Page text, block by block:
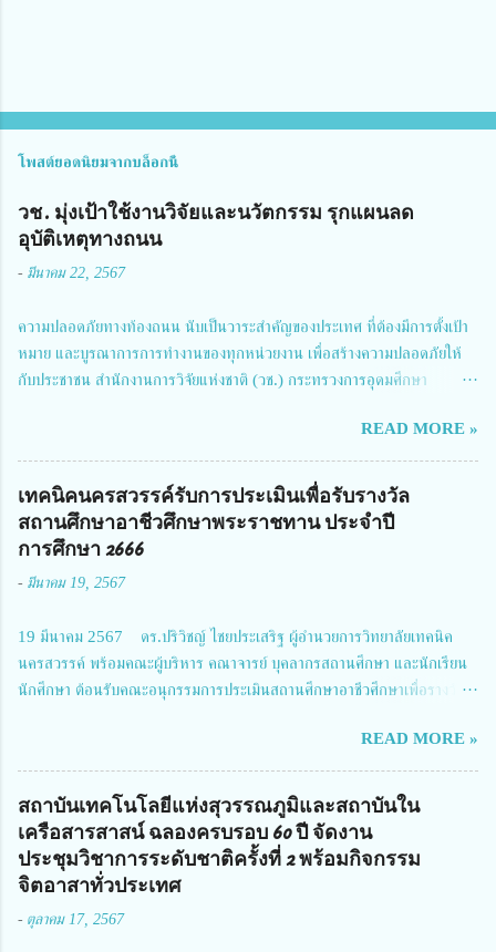
โพสต์ยอดนิยมจากบล็อกนี้
วช. มุ่งเป้าใช้งานวิจัยและนวัตกรรม รุกแผนลด
อุบัติเหตุทางถนน
- มีนาคม 22, 2567
ความปลอดภัยทางท้องถนน นับเป็นวาระสำคัญของประเทศ ที่ต้องมีการตั้งเป้า
หมาย และบูรณาการการทำงานของทุกหน่วยงาน เพื่อสร้างความปลอดภัยให้
กับประชาชน สำนักงานการวิจัยแห่งชาติ (วช.) กระทรวงการอุดมศึกษา
สมาคมวิศวกรรมชีวการแพทย์ไทย จัดการประชุมเผยแพร่ผลการดำเนินงาน
โครงการการวิจัยเชิงปฏิบัติการโดยบูรณาการทุกภาคส่วน เพื่อลดอุบัติเหตุและ
การเสียชีวิตให้สอดคล้องกับเป้าหมายแผนแม่บทฉบับที่ 5 ในวันที่ 22 มีนาคม
2567 โดยมี ดร.วิภารัตน์ ดีอ่อง ผู้อำนวยการสำนักงานการวิจัยแห่งชาติ เป็น
ประธานในพิธีเปิดพร้อมให้นโยบายการผลักดันงานวิจัยเพื่อความปลอดภัยทาง
การประชุมในครั้งนี้ นางสาวสตตกมล เกียรติพานิช ผู้อำนวยการกองบริหารทุน
Richmond Stylish Convention Hotel จังหวัดนนทบุรี ดร.วิภารัตน์ ดีอ่อง
ผู้อำนวยการสำนักงานการวิจัยแห่งชาติ กล่าวว่า วช. ในฐานะหน่วยงานบริหาร
จัดการทุนวิจัยและนวัตกรรมได้เล็งเห็นถึงความสำคัญของกา...
READ MORE »
เทคนิคนครสวรรค์รับการประเมินเพื่อรับรางวัล
สถานศึกษาอาชีวศึกษาพระราชทาน ประจำปี
การศึกษา 2666
- มีนาคม 19, 2567
19 มีนาคม 2567 ดร.ปริวิชญ์ ไชยประเสริฐ ผู้อำนวยการวิทยาลัยเทคนิค
นครสวรรค์ พร้อมคณะผู้บริหาร คณาจารย์ บุคลากรสถานศึกษา และนักเรียน
นักศึกษา ต้อนรับคณะอนุกรรมการประเมินสถานศึกษาอาชีวศึกษาเพื่อรางวัล
นายจักรภพ เนวะมาตย์ ผู้อำนวยการวิทยาลัยเทคนิคตาก ประธานคณะอนุกร
รมการฯ 1.นายวณิชา คณะใน ผู้ทรงคุณวุฒิ 2.นายภัทธาวุธ โพธา ผู้อำนวย
การวิทยาลัยสารพัดช่างกำแพงเพชร 3.นางสาวหัตถาภรณ์ เสาร์เรือน ผู้อำนวย
การวิทยาลัยการอาชีพบ้านตาก 4.นางเพ็ญศรี ขุนทอง ผู้อำนวยการวิทยาลัย
การอาชีพรัตนประสิทธิ์วิทย์ 5.นายธเนศ คงวังทอง ผู้อำนวยการวิทยาลัย
เกษตรและเทคโนโลยีพิจิตร 6.นายชัยณรงค์ คชมาตย์ ผู้อำนวยการวิทยาลัย
8.นายณัฐกฤต ภูทวี รองผู้อำนวยการวิทยาลัยเทคนิคตาก นายจักรภพ กล่าว
READ MORE »
สถาบันเทคโนโลยีแห่งสุวรรณภูมิและสถาบันใน
เครือสารสาสน์ ฉลองครบรอบ 60 ปี จัดงาน
ประชุมวิชาการระดับชาติครั้งที่ 2 พร้อมกิจกรรม
จิตอาสาทั่วประเทศ
- ตุลาคม 17, 2567